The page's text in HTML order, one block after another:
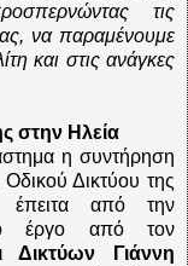
τις
να παραμένουμε
και στις ανάγκες
στην Ηλεία
η συντήρηση
Δικτύου της
από την
έργο από τον
Δικτύων Γιάννη